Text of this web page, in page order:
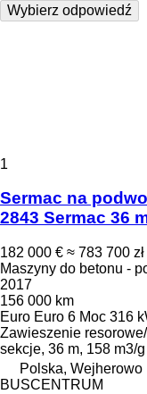
Wybierz odpowiedź
1
Sermac na
2843 Sermac 36
182 000 € ≈ 783 700 zł
Maszyny do betonu -
2017
156 000 km
Euro Euro 6 Moc 316
Zawieszenie
sekcje, 36 m, 158 m3/g
Polska, Wejherowo
BUSCENTRUM